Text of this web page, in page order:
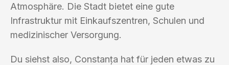
Atmosphäre. Die Stadt bietet eine gute
Infrastruktur mit Einkaufszentren, Schulen und
medizinischer Versorgung.
Du siehst also, Constanța hat für jeden etwas zu